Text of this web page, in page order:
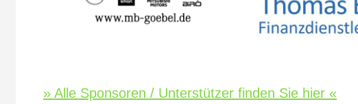
» Alle Sponsoren / Unterstützer finden Sie hier «